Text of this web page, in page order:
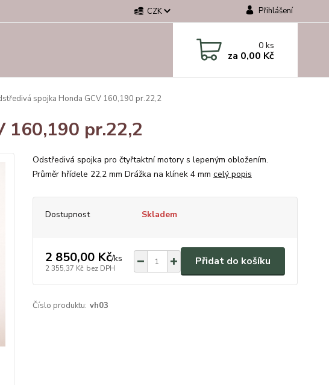
CZK Přihlášení
0ks
za 0,00 Kč
spojka Honda GCV 160,190 pr.22,2
160,190 pr.22,2
Odstředivá spojka pro čtyřtaktní motory s lepeným obložením.
Průměr hřídele 22,2 mm Drážka na klínek 4 mm celý popis
Dostupnost Skladem
2 850,00 Kč/ks
2 355,37 Kč bez DPH
Přidat do košíku
Číslo produktu: vh03